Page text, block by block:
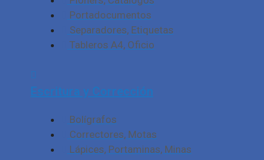
Portadocumentos
Separadores, Etiquetas
Tableros A4, Oficio
Escritura y Corrección
Bolígrafos
Correctores, Motas
Lápices, Portaminas, Minas